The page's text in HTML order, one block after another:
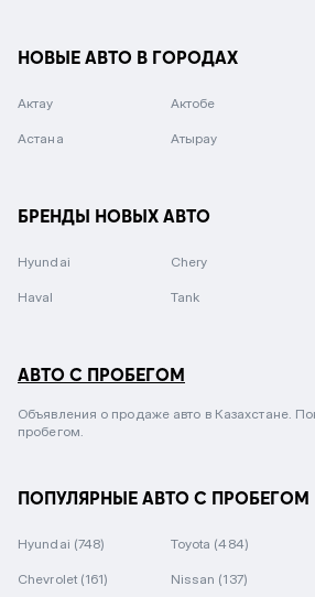
НОВЫЕ АВТО В ГОРОДАХ
Актау Актобе
Астана Атырау
БРЕНДЫ НОВЫХ АВТО
Hyundai Chery
Haval Tank
АВТО С ПРОБЕГОМ
Объявления о продаже авто в Казахстане.
пробегом.
ПОПУЛЯРНЫЕ АВТО С ПРОБЕГОМ
Hyundai (748) Toyota (484)
Chevrolet (161) Nissan (137)